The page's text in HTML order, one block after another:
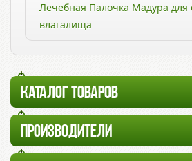
Лечебная Палочка Мадура для
влагалища
КАТАЛОГ ТОВАРОВ
ПРОИЗВОДИТЕЛИ